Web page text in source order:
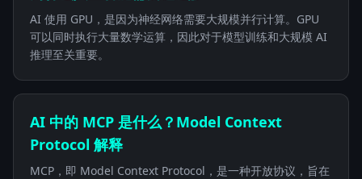
AI 使用 GPU，是因为神经网络需要大规模并行计算。GPU
可以同时执行大量数学运算，因此对于模型训练和大规模 AI
推理至关重要。
AI 中的 MCP 是什么？Model Context
Protocol 解释
MCP，即 Model Context Protocol，是一种开放协议，旨在